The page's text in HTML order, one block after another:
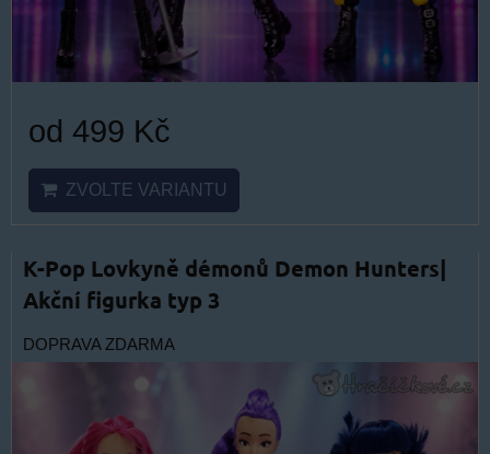
od 499 Kč
ZVOLTE VARIANTU
K-Pop Lovkyně démonů Demon Hunters|
Akční figurka typ 3
DOPRAVA ZDARMA